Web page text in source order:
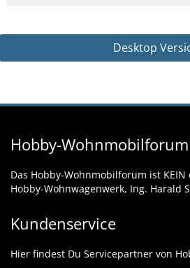
Desktop
Hobby-Wohnmobilforum
Das Hobby-Wohnmobilforum ist
Hobby-Wohnwagenwerk, Ing. Harald
Kundenservice
Hier findest Du Servicepartner von